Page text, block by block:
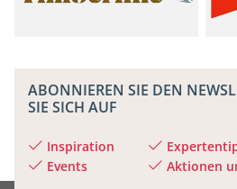
ABONNIEREN SIE DEN
SIE SICH AUF
Inspiration
Events
Aktionen